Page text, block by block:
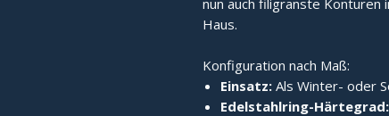
nun auch filigranste Konturen
Haus.
Konfiguration nach Maß:
Einsatz: Als Winter- oder
Edelstahlring-Härtegrad: